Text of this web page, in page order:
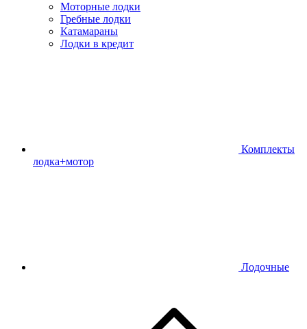
Моторные лодки
Гребные лодки
Катамараны
Лодки в кредит
Комплекты
лодка+мотор
Лодочные